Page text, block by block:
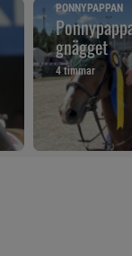
PONNYPAPPAN
gnägget
4 timmar